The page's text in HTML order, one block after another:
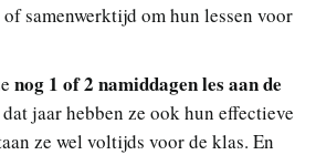
samenwerktijd om hun lessen voor
nog 1 of 2 namiddagen les aan de
jaar hebben ze ook hun effectieve
ze wel voltijds voor de klas. En